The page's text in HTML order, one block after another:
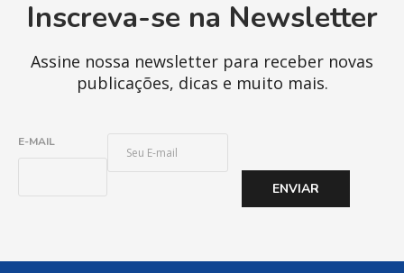
Inscreva-se na Newsletter
Assine nossa newsletter para receber novas
publicações, dicas e muito mais.
E-MAIL
ENVIAR